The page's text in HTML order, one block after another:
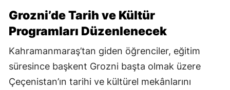
Grozni’de Tarih ve Kültür
Programları Düzenlenecek
Kahramanmaraş’tan giden öğrenciler, eğitim
süresince başkent Grozni başta olmak üzere
Çeçenistan’ın tarihi ve kültürel mekânlarını